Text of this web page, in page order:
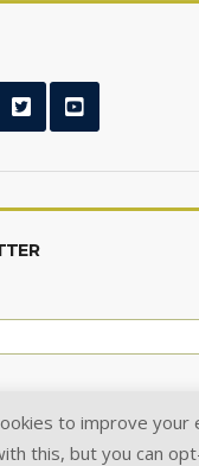
Ltd.All Rights
to improve your
this, but you can